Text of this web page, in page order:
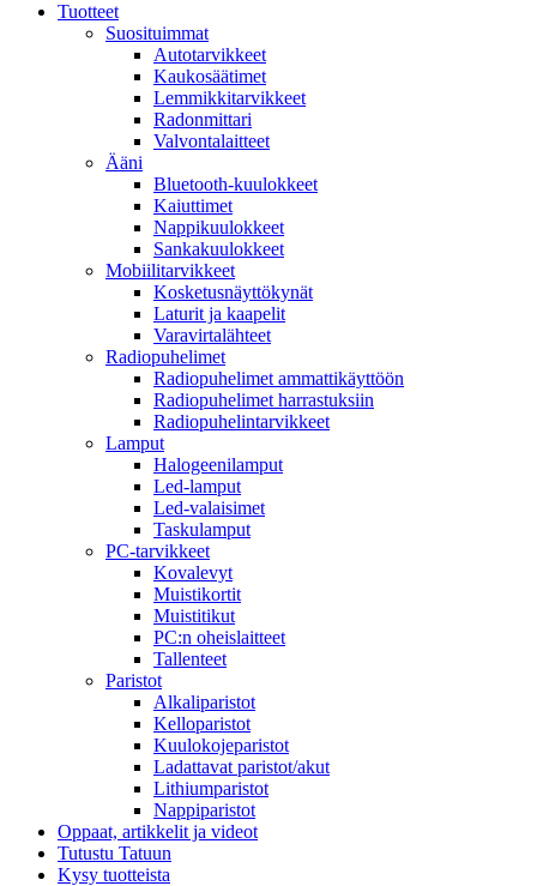
Tuotteet
Suosituimmat
Autotarvikkeet
Kaukosäätimet
Lemmikkitarvikkeet
Radonmittari
Valvontalaitteet
Ääni
Bluetooth-kuulokkeet
Kaiuttimet
Nappikuulokkeet
Sankakuulokkeet
Mobiilitarvikkeet
Kosketusnäyttökynät
Laturit ja kaapelit
Varavirtalähteet
Radiopuhelimet
Radiopuhelimet ammattikäyttöön
Radiopuhelimet harrastuksiin
Radiopuhelintarvikkeet
Lamput
Halogeenilamput
Led-lamput
Led-valaisimet
Taskulamput
PC-tarvikkeet
Kovalevyt
Muistikortit
Muistitikut
PC:n oheislaitteet
Tallenteet
Paristot
Alkaliparistot
Kelloparistot
Kuulokojeparistot
Ladattavat paristot/akut
Lithiumparistot
Nappiparistot
Oppaat, artikkelit ja videot
Tutustu Tatuun
Kysy tuotteista